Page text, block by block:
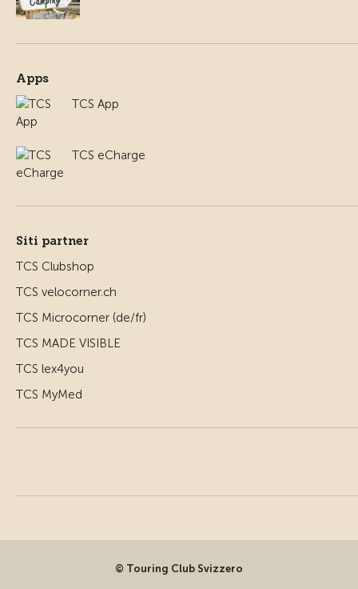
Apps
TCS App
TCS eCharge
Siti partner
TCS Clubshop
TCS velocorner.ch
TCS Microcorner (de/fr)
TCS MADE VISIBLE
TCS lex4you
TCS MyMed
© Touring Club Svizzero